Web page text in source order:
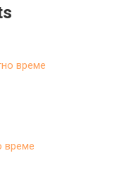
време
време